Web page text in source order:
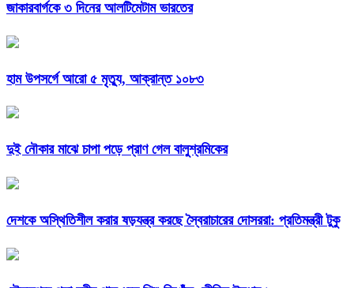
জাকারবার্গকে ৩ দিনের আলটিমেটাম ভারতের
হাম উপসর্গে আরো ৫ মৃত্যু, আক্রান্ত ১০৮৩
দুই নৌকার মাঝে চাপা পড়ে প্রাণ গেল বালুশ্রমিকের
দেশকে অস্থিতিশীল করার ষড়যন্ত্র করছে স্বৈরাচারের দোসররা: প্রতিমন্ত্রী টুকু